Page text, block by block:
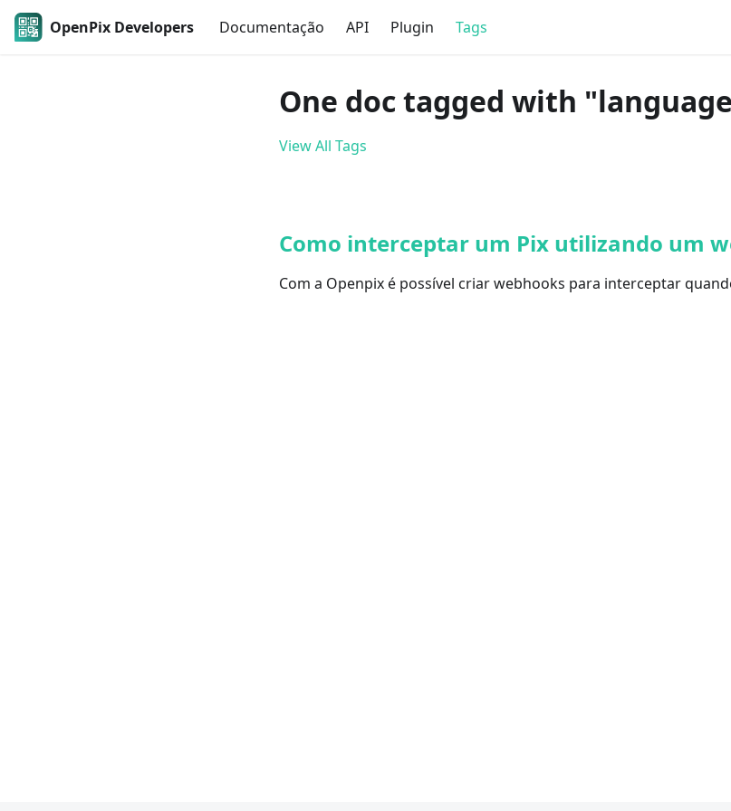
OpenPix Developers Documentação API Plugin Tags
One doc tagged with
View All Tags
Como interceptar um Pix utilizando um
Com a Openpix é possível criar webhooks para interceptar